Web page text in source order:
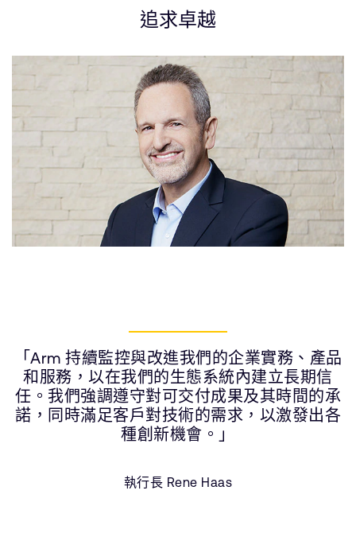
追求卓越
「Arm 持續監控與改進我們的企業實務、產品
和服務，以在我們的生態系統內建立長期信
任。我們強調遵守對可交付成果及其時間的承
諾，同時滿足客戶對技術的需求，以激發出各
種創新機會。」
執行長 Rene Haas